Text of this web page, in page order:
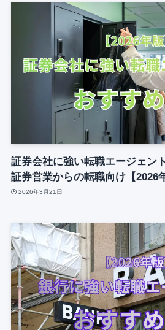
証券会社に強い転職エージェン
証券営業からの転職向け【2026
2026年3月21日